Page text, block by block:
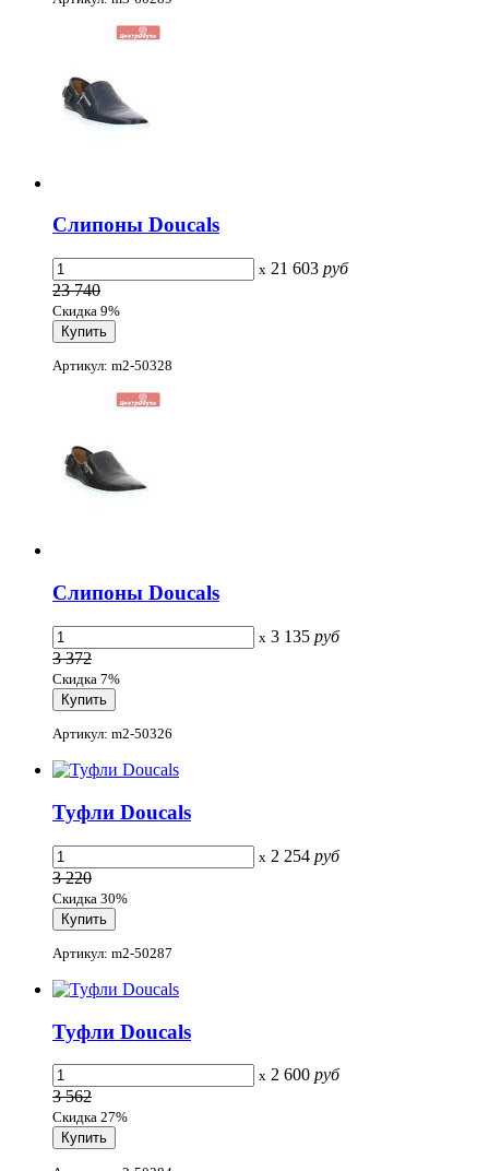
Слипоны Doucals
x 21 603 руб
23 740
Скидка 9%
Артикул: m2-50328
Слипоны Doucals
x 3 135 руб
3 372
Скидка 7%
Артикул: m2-50326
Туфли Doucals
x 2 254 руб
3 220
Скидка 30%
Артикул: m2-50287
Туфли Doucals
x 2 600 руб
3 562
Скидка 27%